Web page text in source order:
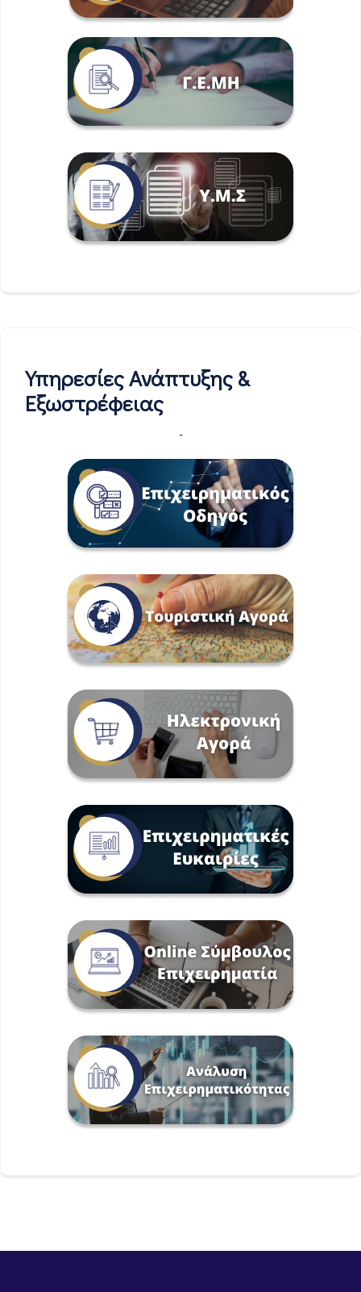
Υπηρεσίες Ανάπτυξης &
Εξωστρέφειας
-